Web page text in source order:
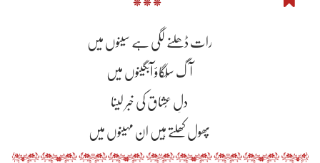
رات ڈھلنے لگی ہے سینوں میں
آگ سُلگاؤ آبگینوں میں
دلِ عُشاق کی خبر لینا
پھول کھِلتے ہیں ان مہینوں میں